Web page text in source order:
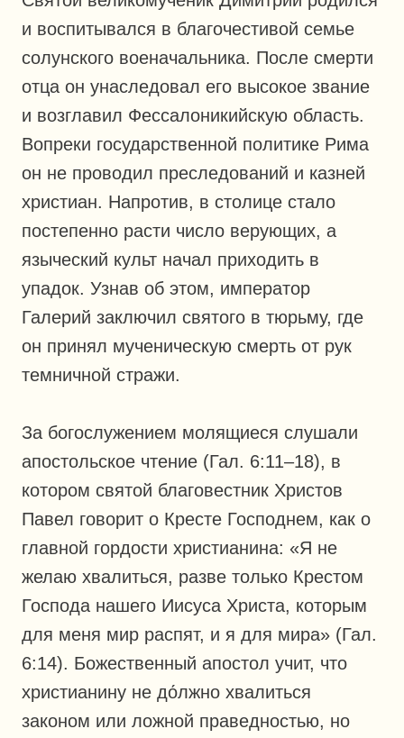
и воспитывался в благочестивой семье
солунского военачальника. После смерти
отца он унаследовал его высокое звание
и возглавил Фессалоникийскую область.
Вопреки государственной политике Рима
он не проводил преследований и казней
христиан. Напротив, в столице стало
постепенно расти число верующих, а
языческий культ начал приходить в
упадок. Узнав об этом, император
Галерий заключил святого в тюрьму, где
он принял мученическую смерть от рук
темничной стражи.
За богослужением молящиеся слушали
апостольское чтение (Гал. 6:11–18), в
котором святой благовестник Христов
Павел говорит о Кресте Господнем, как о
главной гордости христианина: «Я не
желаю хвалиться, разве только Крестом
Господа нашего Иисуса Христа, которым
для меня мир распят, и я для мира» (Гал.
6:14). Божественный апостол учит, что
христианину не до́лжно хвалиться
законом или ложной праведностью, но